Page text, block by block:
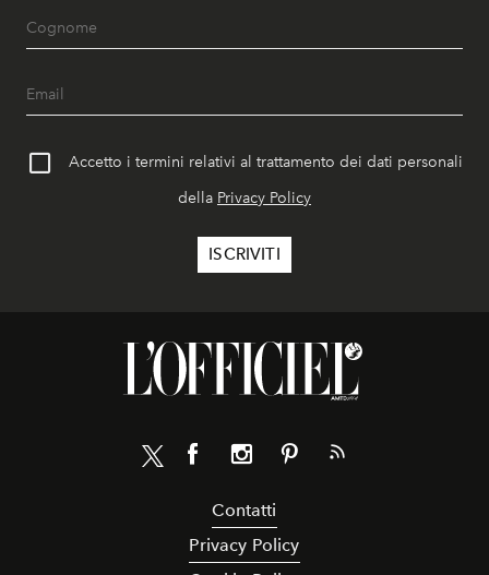
Accetto i termini relativi al trattamento dei dati personali
della Privacy Policy
Contatti
Privacy Policy